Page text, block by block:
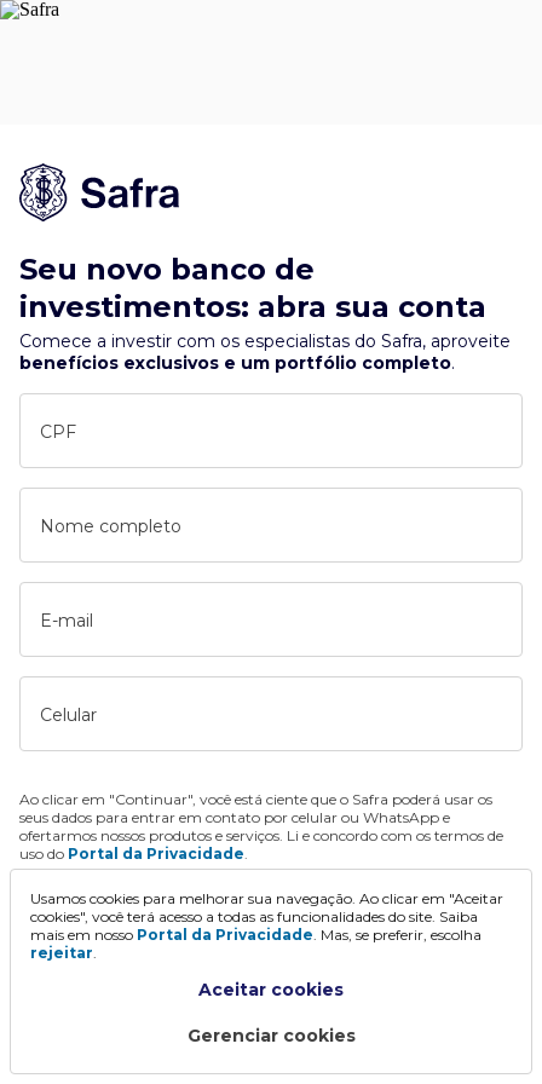
Seu novo banco de
investimentos: abra sua conta
Comece a investir com os especialistas do Safra, aproveite
benefícios exclusivos e um portfólio completo.
CPF
Nome completo
E-mail
Celular
Ao clicar em "Continuar", você está ciente que o Safra poderá usar os
seus dados para entrar em contato por celular ou WhatsApp e
ofertarmos nossos produtos e serviços. Li e concordo com os termos de
uso do Portal da Privacidade.
Continuar
Usamos cookies para melhorar sua navegação. Ao clicar em "Aceitar
cookies", você terá acesso a todas as funcionalidades do site. Saiba
mais em nosso Portal da Privacidade. Mas, se preferir, escolha
rejeitar.
Aceitar cookies
Gerenciar cookies